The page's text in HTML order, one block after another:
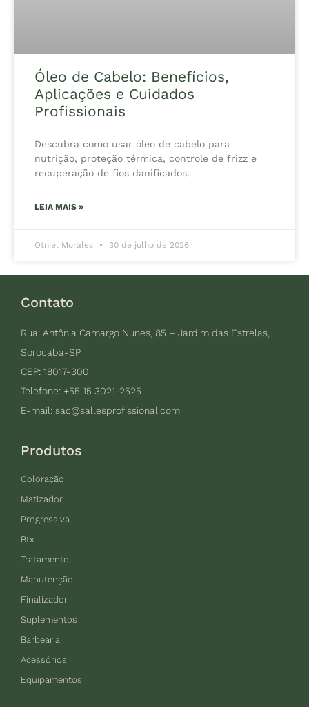
Óleo de Cabelo: Benefícios,
Aplicações e Cuidados
Profissionais
Descubra como usar óleo de cabelo para
nutrição, proteção térmica, controle de frizz e
recuperação de fios danificados.
LEIA MAIS »
Otniel Morales 30 de julho de 2026
Contato
Rua: Antônia Camargo Nunes, 85 – Jardim das Estrelas,
Sorocaba-SP
CEP: 18017-300
Telefone: +55 15 3021-2525
E-mail: sac@sallesprofissional.com
Produtos
Coloração
Matizador
Progressiva
Btx
Tratamento
Manutenção
Finalizador
Suplementos
Barbearia
Acessórios
Equipamentos